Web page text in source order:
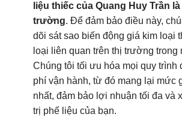
liệu thiếc của Quang Huy Trần
trường. Để đảm bảo điều này,
dõi sát sao biến động giá kim loại
loại liên quan trên thị trường trong
Chúng tôi tối ưu hóa mọi quy trình
phí vận hành, từ đó mang lại mức
nhất, đảm bảo lợi nhuận tối đa và
trị phế liệu của bạn.